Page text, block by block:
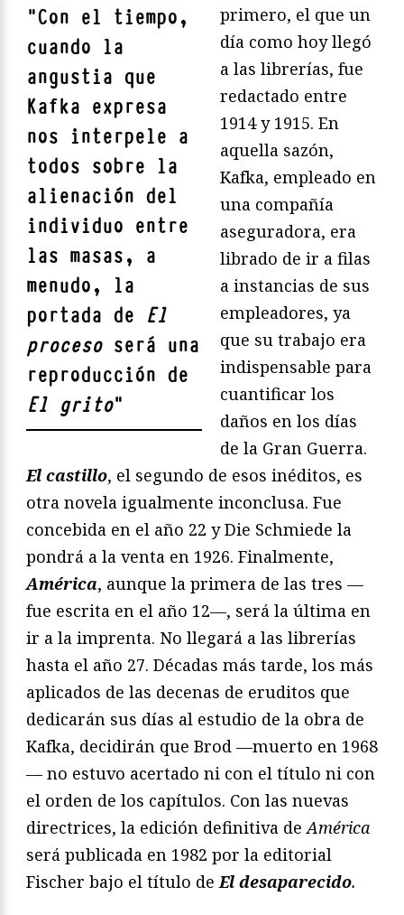
"Con el tiempo,
cuando la
angustia que
Kafka expresa
nos interpele a
todos sobre la
alienación del
individuo entre
las masas, a
menudo, la
portada de El
proceso será una
reproducción de
El grito"
primero, el que un
día como hoy llegó
a las librerías, fue
redactado entre
1914 y 1915. En
aquella sazón,
Kafka, empleado en
una compañía
aseguradora, era
librado de ir a filas
a instancias de sus
empleadores, ya
que su trabajo era
indispensable para
cuantificar los
daños en los días
de la Gran Guerra.
El castillo, el segundo de esos inéditos, es
otra novela igualmente inconclusa. Fue
concebida en el año 22 y Die Schmiede la
pondrá a la venta en 1926. Finalmente,
América, aunque la primera de las tres —
fue escrita en el año 12—, será la última en
ir a la imprenta. No llegará a las librerías
hasta el año 27. Décadas más tarde, los más
aplicados de las decenas de eruditos que
dedicarán sus días al estudio de la obra de
Kafka, decidirán que Brod —muerto en 1968
— no estuvo acertado ni con el título ni con
el orden de los capítulos. Con las nuevas
directrices, la edición definitiva deAmérica
será publicada en 1982 por la editorial
Fischer bajo el título deEl desaparecido.